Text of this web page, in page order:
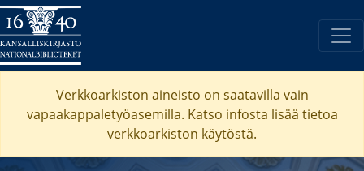
Verkkoarkiston aineisto on saatavilla vain
vapaakappaletyöasemilla. Katso infosta lisää tietoa
verkkoarkiston käytöstä.